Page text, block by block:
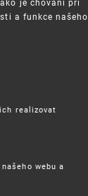
a funkce našeho
realizovat
webu a